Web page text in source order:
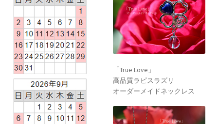
「True Love」
高品質ラピスラズリ
オーダーメイドネックレス